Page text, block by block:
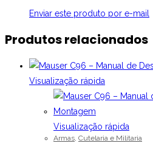
Enviar este produto por e-mail
Produtos relacionados
Visualização rápida
Visualização rápida
Armas, Cutelaria e Militaria